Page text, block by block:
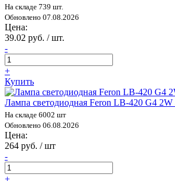
На складе 739 шт.
Обновлено 07.08.2026
Цена:
39.02 руб. / шт.
-
+
Купить
Лампа светодиодная Feron LB-420 G4
На складе 6002 шт
Обновлено 06.08.2026
Цена:
264 руб. / шт
-
+